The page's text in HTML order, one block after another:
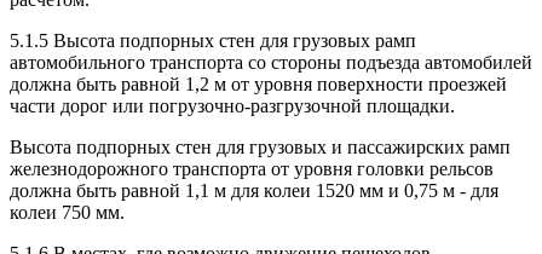
5.1.5 Высота подпорных стен для грузовых рамп
автомобильного транспорта со стороны подъезда автомобилей
должна быть равной 1,2 м от уровня поверхности проезжей
части дорог или погрузочно-разгрузочной площадки.
Высота подпорных стен для грузовых и пассажирских рамп
железнодорожного транспорта от уровня головки рельсов
должна быть равной 1,1 м для колеи 1520 мм и 0,75 м - для
колеи 750 мм.